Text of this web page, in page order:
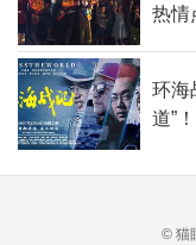
热情
环海
道”！
© 猫